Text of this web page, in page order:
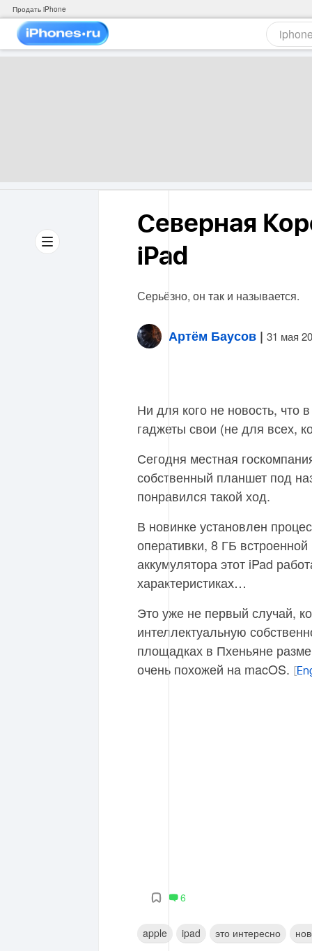
Продать iPhone
Северная
iPad
Серьёзно, он так и называется.
Артём Баусов | 31 мая
Ни для кого не новость, что
гаджеты свои (не для всех,
Сегодня местная
собственный планшет под
понравился такой ход.
В новинке установлен
оперативки, 8 ГБ
аккумулятора этот iPad
характеристиках…
Это уже не первый случай,
интеллектуальную
площадках в Пхеньяне
очень похожей на macOS.
6
apple ipad это интересно